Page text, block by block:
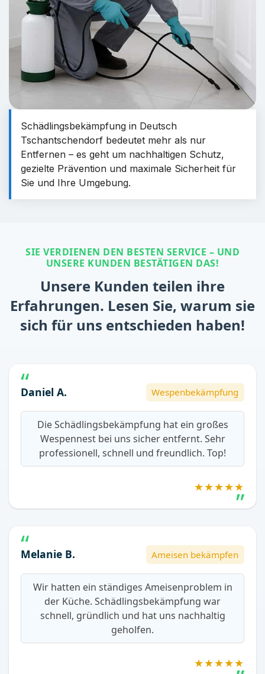
Schädlingsbekämpfung in Deutsch
Tschantschendorf bedeutet mehr als nur
Entfernen – es geht um nachhaltigen Schutz,
gezielte Prävention und maximale Sicherheit für
Sie und Ihre Umgebung.
SIE VERDIENEN DEN BESTEN SERVICE – UND
UNSERE KUNDEN BESTÄTIGEN DAS!
Unsere Kunden teilen ihre
Erfahrungen. Lesen Sie, warum sie
sich für uns entschieden haben!
Daniel A. Wespenbekämpfung
Die Schädlingsbekämpfung hat ein großes
Wespennest bei uns sicher entfernt. Sehr
professionell, schnell und freundlich. Top!
★★★★★
Melanie B. Ameisen bekämpfen
Wir hatten ein ständiges Ameisenproblem in
der Küche. Schädlingsbekämpfung war
schnell, gründlich und hat uns nachhaltig
geholfen.
★★★★★